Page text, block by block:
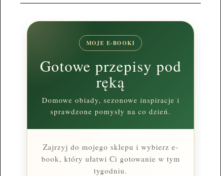
MOJE E-BOOKI
Gotowe przepisy pod
ręką
Domowe obiady, sezonowe inspiracje i
sprawdzone pomysły na co dzień.
Zajrzyj do mojego sklepu i wybierz e-
book, który ułatwi Ci gotowanie w tym
tygodniu.